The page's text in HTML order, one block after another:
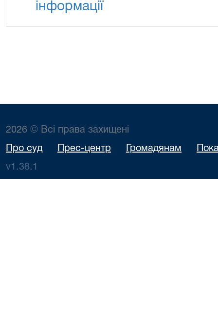
інформації
2026 © Всі права захищені
Про суд Прес-центр Громадянам
v1.38.1